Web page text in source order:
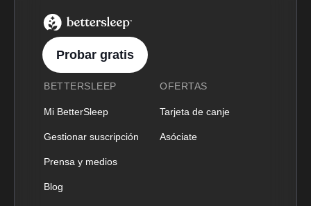
BetterSleep Logo
Probar gratis
BETTERSLEEP
Mi BetterSleep
Gestionar suscripción
Prensa y medios
Blog
OFERTAS
Tarjeta de canje
Asóciate